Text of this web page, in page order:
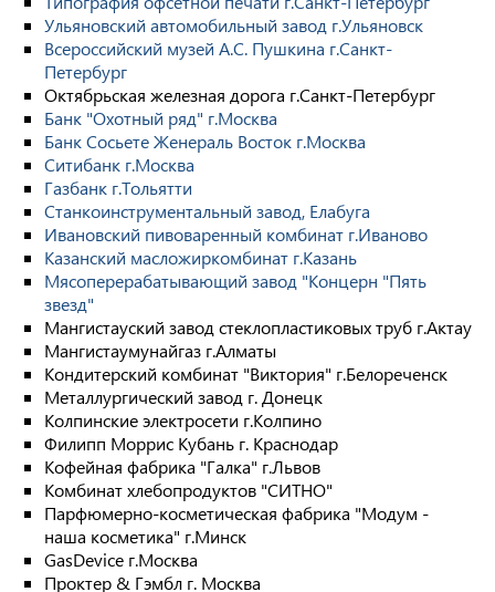
Ульяновский автомобильный завод г.Ульяновск
Всероссийский музей А.С. Пушкина г.Санкт-
Петербург
Октябрьская железная дорога г.Санкт-Петербург
Банк "Охотный ряд" г.Москва
Банк Сосьете Женераль Восток г.Москва
Ситибанк г.Москва
Газбанк г.Тольятти
Станкоинструментальный завод, Елабуга
Ивановский пивоваренный комбинат г.Иваново
Казанский масложиркомбинат г.Казань
Мясоперерабатывающий завод "Концерн "Пять
звезд"
Мангистауский завод стеклопластиковых труб г.Актау
Мангистаумунайгаз г.Алматы
Кондитерский комбинат "Виктория" г.Белореченск
Металлургический завод г. Донецк
Колпинские электросети г.Колпино
Филипп Моррис Кубань г. Краснодар
Кофейная фабрика "Галка" г.Львов
Комбинат хлебопродуктов "СИТНО"
Парфюмерно-косметическая фабрика "Модум -
наша косметика" г.Минск
GasDevice г.Москва
Проктер & Гэмбл г. Москва